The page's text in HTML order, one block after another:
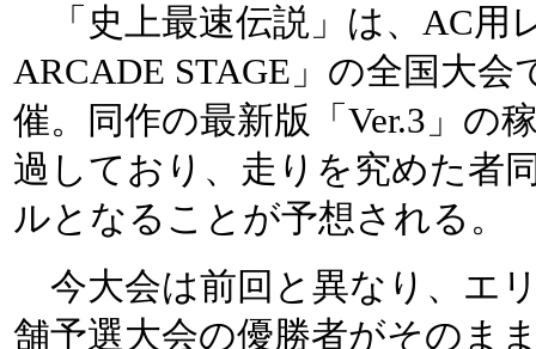
「史上最速伝説」は、AC用
ARCADE STAGE」の全国大
催。同作の最新版「Ver.3」の
過しており、走りを究めた者
ルとなることが予想される。
今大会は前回と異なり、エ
舗予選大会の優勝者がそのま